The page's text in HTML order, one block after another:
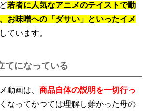
若者に人気なアニメのテイストで動
お味噌への「ダサい」といったイメ
しています。
てになっている
動画は、 商品自体の説明を一切行っ
くなってかつては理解し難かった母の